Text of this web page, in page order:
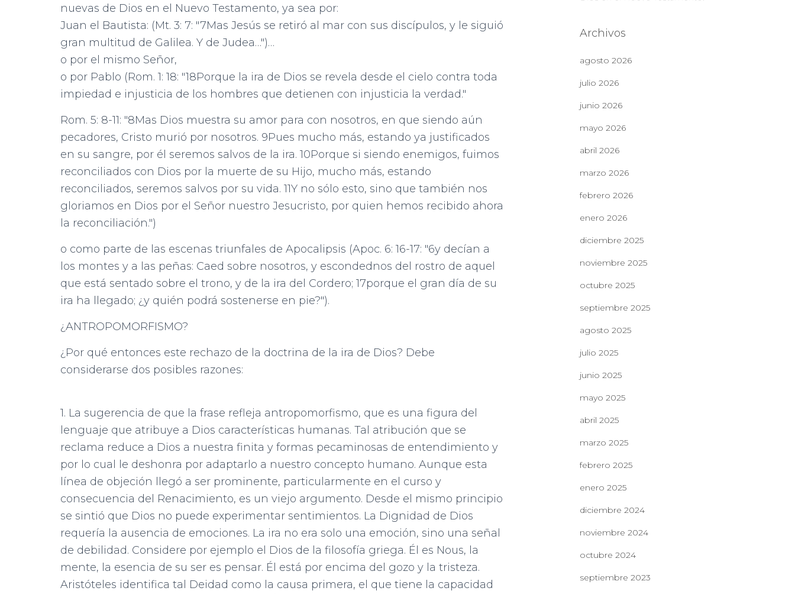
nuevas de Dios en el Nuevo Testamento, ya sea por:
Juan el Bautista: (Mt. 3: 7: "7Mas Jesús se retiró al mar con sus discípulos, y le siguió
gran multitud de Galilea. Y de Judea…")…
o por el mismo Señor,
o por Pablo (Rom. 1: 18: "18Porque la ira de Dios se revela desde el cielo contra toda
impiedad e injusticia de los hombres que detienen con injusticia la verdad."
Rom. 5: 8-11: "8Mas Dios muestra su amor para con nosotros, en que siendo aún
pecadores, Cristo murió por nosotros. 9Pues mucho más, estando ya justificados
en su sangre, por él seremos salvos de la ira. 10Porque si siendo enemigos, fuimos
reconciliados con Dios por la muerte de su Hijo, mucho más, estando
reconciliados, seremos salvos por su vida. 11Y no sólo esto, sino que también nos
gloriamos en Dios por el Señor nuestro Jesucristo, por quien hemos recibido ahora
la reconciliación.")
o como parte de las escenas triunfales de Apocalipsis (Apoc. 6: 16-17: "6y decían a
los montes y a las peñas: Caed sobre nosotros, y escondednos del rostro de aquel
que está sentado sobre el trono, y de la ira del Cordero; 17porque el gran día de su
ira ha llegado; ¿y quién podrá sostenerse en pie?").
¿ANTROPOMORFISMO?
¿Por qué entonces este rechazo de la doctrina de la ira de Dios? Debe
considerarse dos posibles razones:
1. La sugerencia de que la frase refleja antropomorfismo, que es una figura del
lenguaje que atribuye a Dios características humanas. Tal atribución que se
reclama reduce a Dios a nuestra finita y formas pecaminosas de entendimiento y
por lo cual le deshonra por adaptarlo a nuestro concepto humano. Aunque esta
línea de objeción llegó a ser prominente, particularmente en el curso y
consecuencia del Renacimiento, es un viejo argumento. Desde el mismo principio
se sintió que Dios no puede experimentar sentimientos. La Dignidad de Dios
requería la ausencia de emociones. La ira no era solo una emoción, sino una señal
de debilidad. Considere por ejemplo el Dios de la filosofía griega. Él es Nous, la
mente, la esencia de su ser es pensar. Él está por encima del gozo y la tristeza.
Aristóteles identifica tal Deidad como la causa primera, el que tiene la capacidad
Archivos
agosto 2026
julio 2026
junio 2026
mayo 2026
abril 2026
marzo 2026
febrero 2026
enero 2026
diciembre 2025
noviembre 2025
octubre 2025
septiembre 2025
agosto 2025
julio 2025
junio 2025
mayo 2025
abril 2025
marzo 2025
febrero 2025
enero 2025
diciembre 2024
noviembre 2024
octubre 2024
septiembre 2023